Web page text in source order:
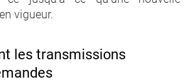
vigueur.
les transmissions